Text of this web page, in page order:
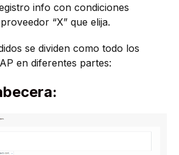
info con condiciones
“X” que elija.
se dividen como todo los
en diferentes partes: